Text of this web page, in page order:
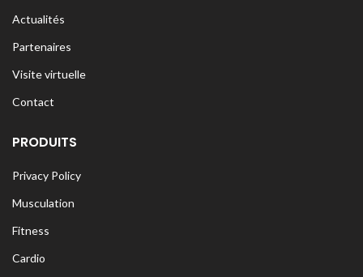
Actualités
Partenaires
Visite virtuelle
Contact
PRODUITS
Privacy Policy
Musculation
Fitness
Cardio